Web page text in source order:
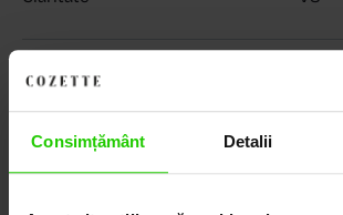
Consimțământ Detalii
COZETTE - Dorobanți
COZETTE - Sediu central(vezi detalii)
Babilonia, Auchan Dr. Taberei, Bucuresti